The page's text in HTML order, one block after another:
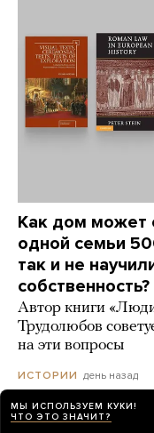
Как дом может
одной семьи
так и не
собственность?
Автор книги
Трудолюбов
на эти вопросы
ИСТОРИИ день назад
МЫ ИСПОЛЬЗУЕМ КУКИ!
ЧТО ЭТО ЗНАЧИТ?